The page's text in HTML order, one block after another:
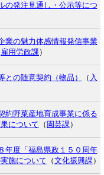
の発注見通し・公示等につ
業の魅力体感情報発信事業
雇用労政課）
との随意契約（物品） （ 入
約野菜産地育成事業に係る
について （ 園芸課）
年度「福島県政１５０周年
施について （文化振興課）